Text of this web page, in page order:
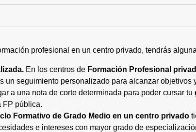
profesional en un centro privado, tendrás
En los centros de Formación Profesional
un seguimiento personalizado para alcanzar objetivos
a una nota de corte determinada para poder cursar tu
FP pública.
Formativo de Grado Medio en un centro privado
e intereses con mayor grado de